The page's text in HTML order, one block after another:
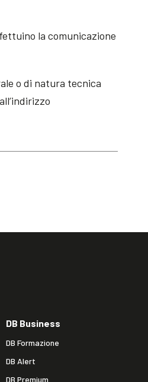
la comunicazione
o di natura tecnica
DB Business
DB Formazione
DB Alert
DB Premium